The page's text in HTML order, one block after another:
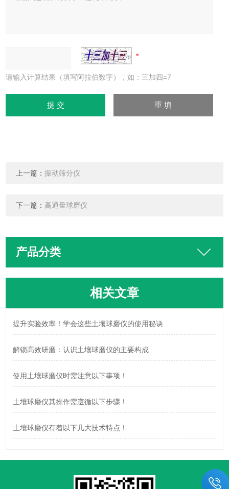
请输入计算结果（填写阿拉伯数字），如：三加四=7
上一篇：振动筛分仪
下一篇： 高通量球磨仪
产品分类
相关文章
提升实验效率！学会这些土壤球磨仪的使用秘诀
解锁高效研磨：认识土壤球磨仪的主要构成
使用土壤球磨仪时需注意以下事项！
土壤球磨仪其操作需遵循以下步骤！
土壤球磨仪有着以下几大技术特点！